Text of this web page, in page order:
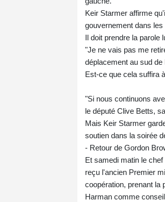
Keir Starmer affirme
gouvernement dans
Il doit prendre la
"Je ne vais pas me
déplacement au sud
Est-ce que cela suffira
"Si nous continuons
le député Clive Betts,
Mais Keir Starmer
soutien dans la soirée
- Retour de Gordon
Et samedi matin le
reçu l'ancien Premier
coopération, prenant la
Harman comme